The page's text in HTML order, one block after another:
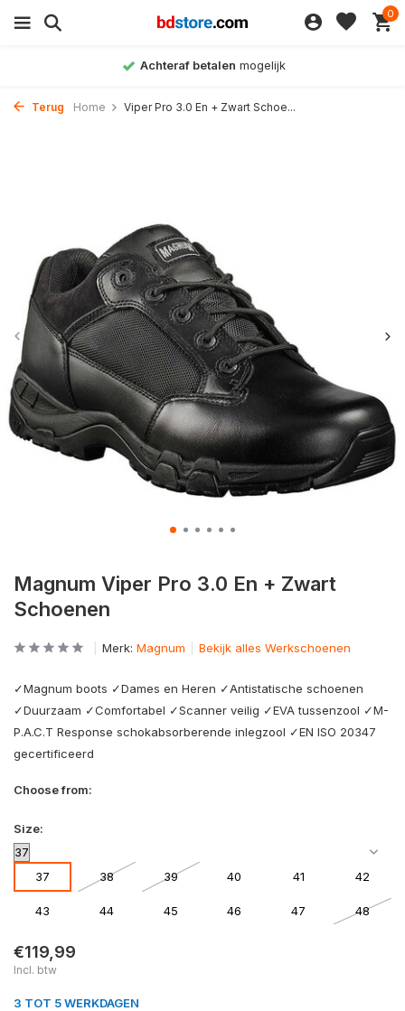
0
Achteraf betalen mogelijk
Terug Home Viper Pro 3.0 En + Zwart Schoe...
Magnum Viper Pro 3.0 En + Zwart
Schoenen
Merk: Magnum Bekijk alles Werkschoenen
✓Magnum boots ✓Dames en Heren ✓Antistatische schoenen
✓Duurzaam ✓Comfortabel ✓Scanner veilig ✓EVA tussenzool ✓M-
P.A.C.T Response schokabsorberende inlegzool ✓EN ISO 20347
gecertificeerd
Choose from:
Size:
37 38 39 40 41 42
43 44 45 46 47 48
€119,99
Incl. btw
3 TOT 5 WERKDAGEN